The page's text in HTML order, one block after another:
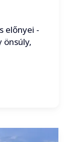
előnyei -
önsúly,